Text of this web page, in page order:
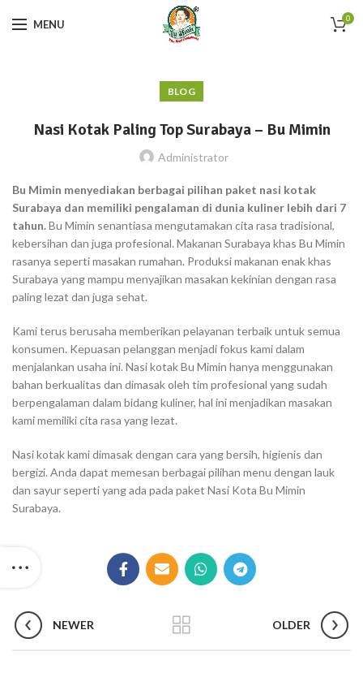
MENU 0
BLOG
Nasi Kotak Paling Top Surabaya – Bu Mimin
Administrator
Bu Mimin menyediakan berbagai pilihan paket nasi kotak
Surabaya dan memiliki pengalaman di dunia kuliner lebih dari 7
tahun.Bu Mimin senantiasa mengutamakan cita rasa tradisional,
kebersihan dan juga profesional. Makanan Surabaya khas Bu Mimin
rasanya seperti masakan rumahan. Produksi makanan enak khas
Surabaya yang mampu menyajikan masakan kekinian dengan rasa
paling lezat dan juga sehat.
Kami terus berusaha memberikan pelayanan terbaik untuk semua
konsumen. Kepuasan pelanggan menjadi fokus kami dalam
menjalankan usaha ini. Nasi kotak Bu Mimin hanya menggunakan
bahan berkualitas dan dimasak oleh tim profesional yang sudah
berpengalaman dalam bidang kuliner, hal ini menjadikan masakan
kami memiliki cita rasa yang lezat.
Nasi kotak kami dimasak dengan cara yang bersih, higienis dan
bergizi. Anda dapat memesan berbagai pilihan menu dengan lauk
dan sayur seperti yang ada pada paket Nasi Kota Bu Mimin
Surabaya.
NEWER OLDER